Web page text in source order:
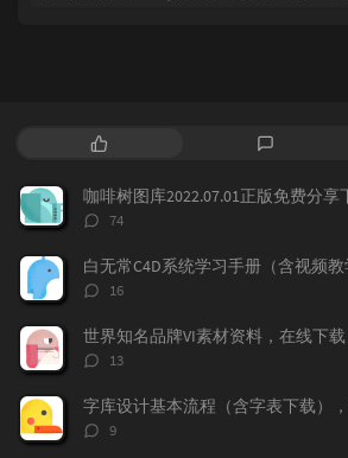
热
文
章
评
论
咖啡树图库2022.07.01正版免费分享
评
数：
74
评
数：
16
评
数：
13
评
9